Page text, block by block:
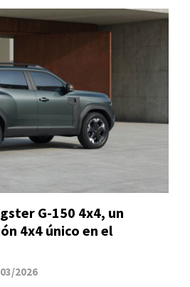
G-150 4x4, un
4x4 único en el
2026